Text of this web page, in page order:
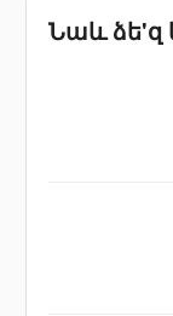
Նաև ձե'զ